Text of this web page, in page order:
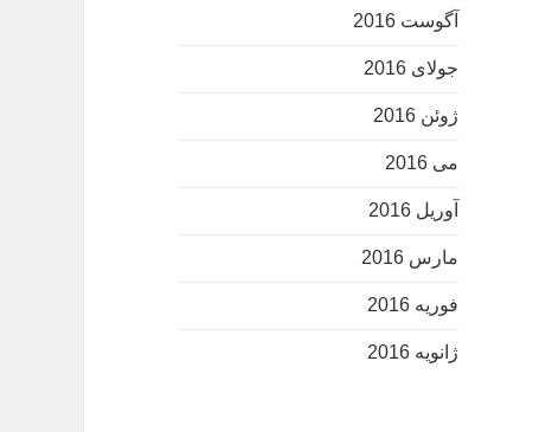
آگوست 2016
جولای 2016
ژوئن 2016
می 2016
آوریل 2016
مارس 2016
فوریه 2016
ژانویه 2016